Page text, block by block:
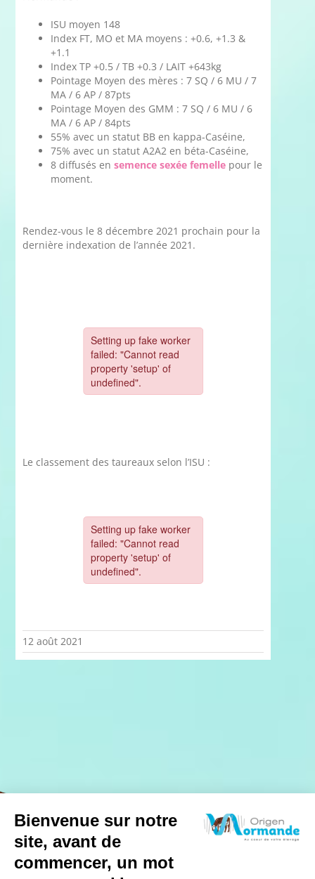
ISU moyen 148
Index FT, MO et MA moyens : +0.6, +1.3 &
+1.1
Index TP +0.5 / TB +0.3 / LAIT +643kg
Pointage Moyen des mères : 7 SQ / 6 MU / 7
MA / 6 AP / 87pts
Pointage Moyen des GMM : 7 SQ / 6 MU / 6
MA / 6 AP / 84pts
55% avec un statut BB en kappa-Caséine,
75% avec un statut A2A2 en béta-Caséine,
8 diffusés ensemence sexée femelle pour le
moment.
Rendez-vous le 8 décembre 2021 prochain pour la
dernière indexation de l’année 2021.
Le classement des taureaux selon l’ISU :
12 août 2021